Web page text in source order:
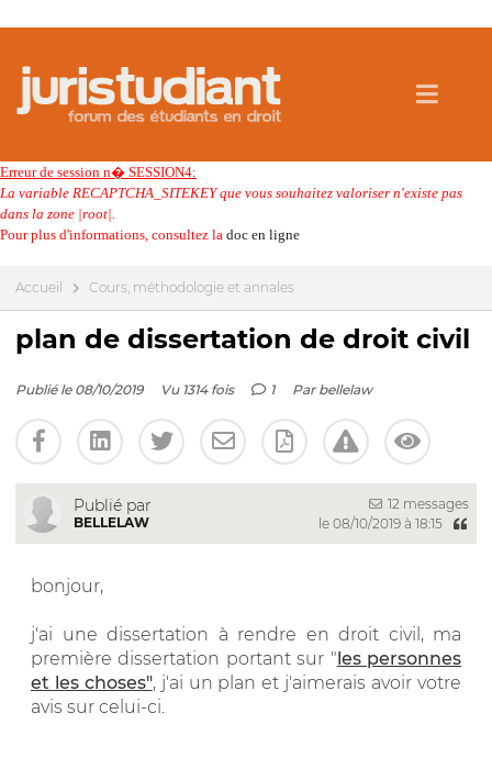
Erreur de session n� SESSION4:
La variable RECAPTCHA_SITEKEY que vous souhaitez valoriser n'existe pas
dans la zone |root|.
Pour plus d'informations, consultez la doc en ligne
Accueil Cours, méthodologie et annales
plan de dissertation de droit civil
Publié le 08/10/2019 Vu 1314 fois 1 Par bellelaw
Publié par
BELLELAW
12 messages
le 08/10/2019 à 18:15
bonjour,
j'ai une dissertation à rendre en droit civil, ma
première dissertation portant sur "les personnes
et les choses", j'ai un plan et j'aimerais avoir votre
avis sur celui-ci.